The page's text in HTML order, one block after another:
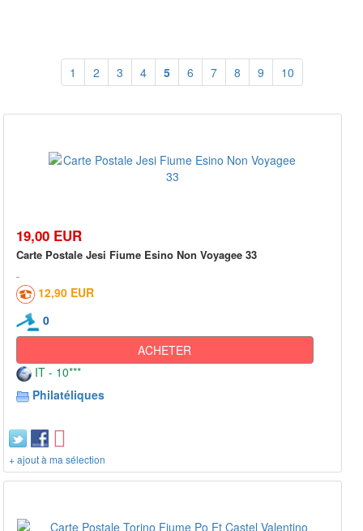
1 2 3 4 5 6 7 8 9 10
19,00 EUR
Carte Postale Jesi Fiume Esino Non Voyagee 33
12,90 EUR
0
ACHETER
IT - 10***
Philatéliques
+ ajout à ma sélection